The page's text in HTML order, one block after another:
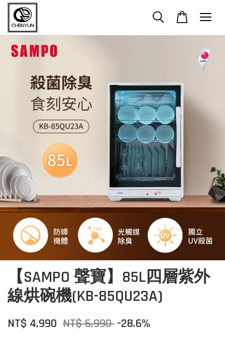
【SAMPO 聲寶】85L四層紫外
線烘碗機(KB-85QU23A)
NT$ 4,990 NT$ 6,990 -28.6%